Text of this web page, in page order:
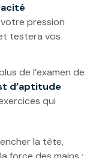
pression
testera vos
de l’examen de
d’aptitude
qui
la tête,